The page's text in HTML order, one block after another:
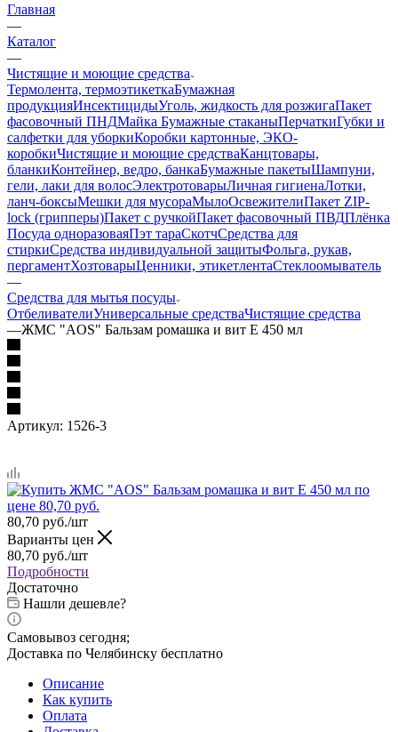
Главная
—
Каталог
—
Чистящие и моющие средства
Термолента, термоэтикеткаБумажная
продукцияИнсектицидыУголь, жидкость для розжигаПакет
фасовочный ПНДМайка Бумажные стаканыПерчаткиГубки и
салфетки для уборкиКоробки картонные, ЭКО-
коробкиЧистящие и моющие средстваКанцтовары,
бланкиКонтейнер, ведро, банкаБумажные пакетыШампуни,
гели, лаки для волосЭлектротоварыЛичная гигиенаЛотки,
ланч-боксыМешки для мусораМылоОсвежителиПакет ZIP-
lock (грипперы)Пакет с ручкойПакет фасовочный ПВДПлёнка
Посуда одноразоваяПэт тараСкотчСредства для
стиркиСредства индивидуальной защитыФольга, рукав,
пергаментХозтоварыЦенники, этикетлентаСтеклоомыватель
—
Средства для мытья посуды
ОтбеливателиУниверсальные средстваЧистящие средства
—ЖМС "AOS" Бальзам ромашка и вит Е 450 мл
Артикул: 1526-3
80,70 руб./шт
Варианты цен
80,70 руб./шт
Подробности
Достаточно
Нашли дешевле?
Самовывоз сегодня;
Доставка по Челябинску бесплатно
Описание
Как купить
Оплата